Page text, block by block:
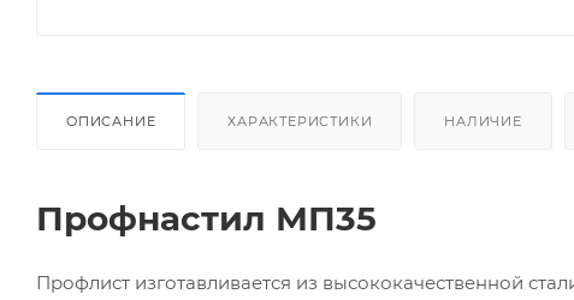
ОПИСАНИЕ ХАРАКТЕРИСТИКИ НАЛИЧИЕ
Профнастил МП35
Профлист изготавливается из высококачественной